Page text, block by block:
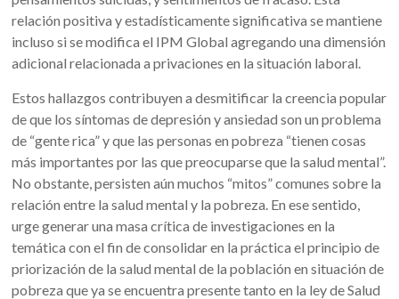
relación positiva y estadísticamente significativa se mantiene
incluso si se modifica el IPM Global agregando una dimensión
adicional relacionada a privaciones en la situación laboral.
Estos hallazgos contribuyen a desmitificar la creencia popular
de que los síntomas de depresión y ansiedad son un problema
de “gente rica” y que las personas en pobreza “tienen cosas
más importantes por las que preocuparse que la salud mental”.
No obstante, persisten aún muchos “mitos” comunes sobre la
relación entre la salud mental y la pobreza. En ese sentido,
urge generar una masa crítica de investigaciones en la
temática con el fin de consolidar en la práctica el principio de
priorización de la salud mental de la población en situación de
pobreza que ya se encuentra presente tanto en la ley de Salud